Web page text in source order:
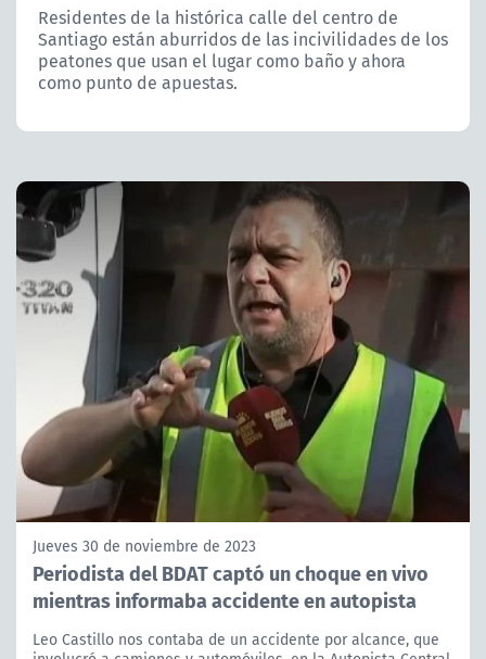
CORPORATIVO Y TRANSPARENCIA
CANAL DE DENUNCIAS
Residentes de la histórica calle del centro de
Santiago están aburridos de las incivilidades de los
peatones que usan el lugar como baño y ahora
como punto de apuestas.
Jueves 30 de noviembre de 2023
Periodista del BDAT captó un choque en vivo
mientras informaba accidente en autopista
Leo Castillo nos contaba de un accidente por alcance, que